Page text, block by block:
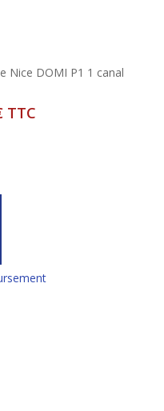
Nice DOMI P1 1 canal
TTC